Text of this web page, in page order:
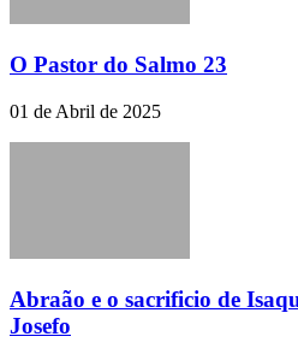
O Pastor do Salmo 23
01 de Abril de 2025
Abraão e o sacrificio de
Josefo